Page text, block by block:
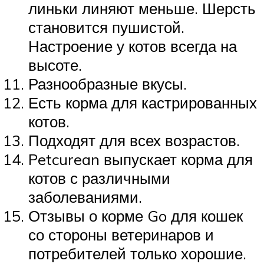
линьки линяют меньше. Шерсть
становится пушистой.
Настроение у котов всегда на
высоте.
Разнообразные вкусы.
Есть корма для кастрированных
котов.
Подходят для всех возрастов.
Petcurean выпускает корма для
котов с различными
заболеваниями.
Отзывы о корме Go для кошек
со стороны ветеринаров и
потребителей только хорошие.